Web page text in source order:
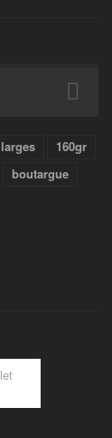
160gr
boutargue